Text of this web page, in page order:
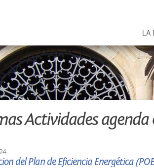
LA
Actividades
del Plan de Eficiencia Energética